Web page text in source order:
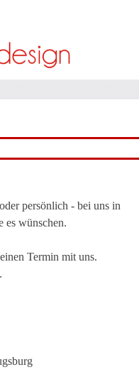
persönlich - bei uns in
es wünschen.
Termin mit uns.